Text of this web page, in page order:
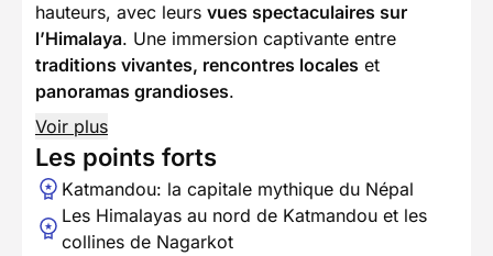
hauteurs, avec leurs vues spectaculaires sur
l’Himalaya. Une immersion captivante entre
traditions vivantes, rencontres locales et
panoramas grandioses.
Voir plus
Les points forts
Katmandou: la capitale mythique du Népal
Les Himalayas au nord de Katmandou et les
collines de Nagarkot